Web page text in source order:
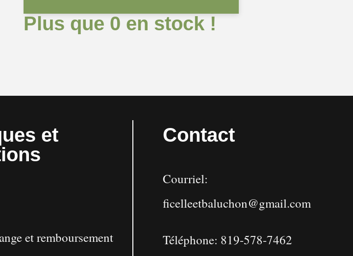
Plus que 0 en stock !
et
et remboursement
Contact
Courriel:
ficelleetbaluchon@gmail.com
Téléphone: 819-578-7462